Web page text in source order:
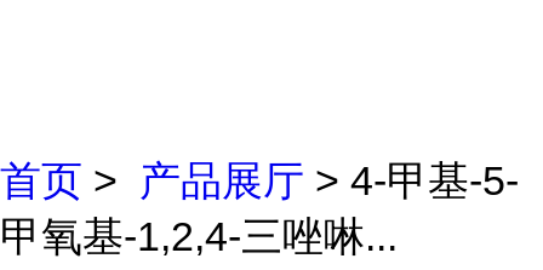
首页 > 产品展厅 > 4-甲基-5-
甲氧基-1,2,4-三唑啉...